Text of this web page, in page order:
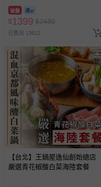
破盤
$1399 $2480
已售出 13612
【台北】王鍋屋逸仙創始總店
嚴選青花椒酸白菜海陸套餐